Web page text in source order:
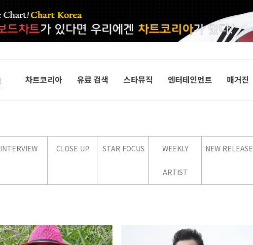
차트코리아 유료 검색 스타뮤직 엔터테인먼트 매거진
INTERVIEW CLOSE UP STAR FOCUS WEEKLY
ARTIST
NEW RELEASE